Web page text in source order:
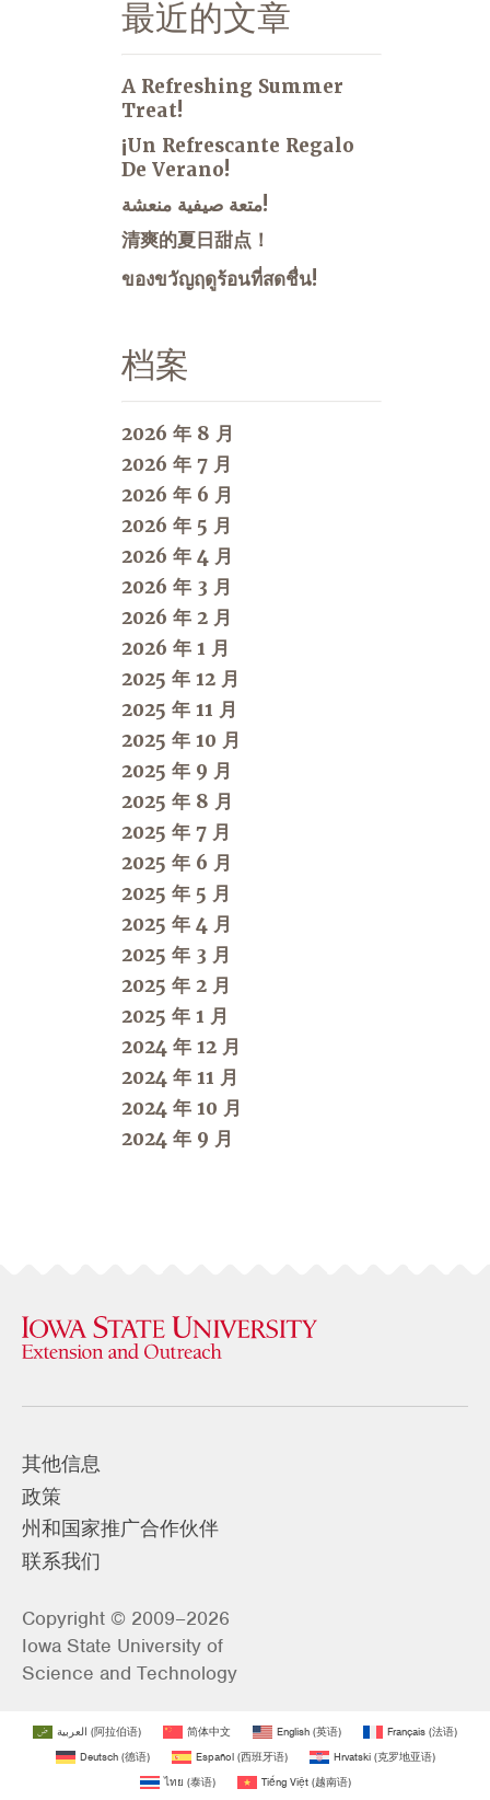
最近的文章
A Refreshing Summer
Treat!
¡Un Refrescante Regalo
De Verano!
متعة صيفية منعشة!
清爽的夏日甜点！
ของขวัญฤดูร้อนที่สดชื่น!
档案
2026 年 8 月
2026 年 7 月
2026 年 6 月
2026 年 5 月
2026 年 4 月
2026 年 3 月
2026 年 2 月
2026 年 1 月
2025 年 12 月
2025 年 11 月
2025 年 10 月
2025 年 9 月
2025 年 8 月
2025 年 7 月
2025 年 6 月
2025 年 5 月
2025 年 4 月
2025 年 3 月
2025 年 2 月
2025 年 1 月
2024 年 12 月
2024 年 11 月
2024 年 10 月
2024 年 9 月
其他信息
政策
州和国家推广合作伙伴
联系我们
Copyright © 2009–2026
Iowa State University of
Science and Technology
العربية (阿拉伯语) 简体中文 English (英语) Français (法语)
Deutsch(德语) Español(西班牙语) Hrvatski(克罗地亚语)
ไทย (泰语) Tiếng Việt(越南语)